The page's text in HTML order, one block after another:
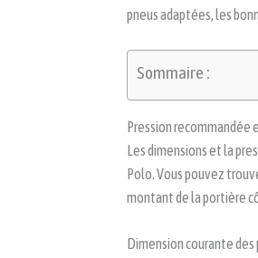
pneus adaptées, les
Sommaire :
Pression recommandée
Les dimensions et la
Polo. Vous pouvez
montant de la portière
Dimension courante des